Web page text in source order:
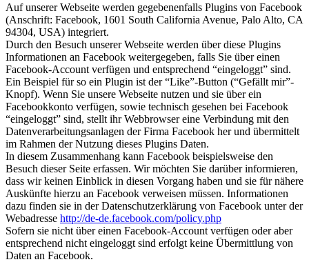
Auf unserer Webseite werden gegebenenfalls Plugins von Facebook
(Anschrift: Facebook, 1601 South California Avenue, Palo Alto, CA
94304, USA) integriert.
Durch den Besuch unserer Webseite werden über diese Plugins
Informationen an Facebook weitergegeben, falls Sie über einen
Facebook-Account verfügen und entsprechend “eingeloggt” sind.
Ein Beispiel für so ein Plugin ist der “Like”-Button (“Gefällt mir”-
Knopf). Wenn Sie unsere Webseite nutzen und sie über ein
Facebookkonto verfügen, sowie technisch gesehen bei Facebook
“eingeloggt” sind, stellt ihr Webbrowser eine Verbindung mit den
Datenverarbeitungsanlagen der Firma Facebook her und übermittelt
im Rahmen der Nutzung dieses Plugins Daten.
In diesem Zusammenhang kann Facebook beispielsweise den
Besuch dieser Seite erfassen. Wir möchten Sie darüber informieren,
dass wir keinen Einblick in diesen Vorgang haben und sie für nähere
Auskünfte hierzu an Facebook verweisen müssen. Informationen
dazu finden sie in der Datenschutzerklärung von Facebook unter der
Webadresse http://de-de.facebook.com/policy.php
Sofern sie nicht über einen Facebook-Account verfügen oder aber
entsprechend nicht eingeloggt sind erfolgt keine Übermittlung von
Daten an Facebook.